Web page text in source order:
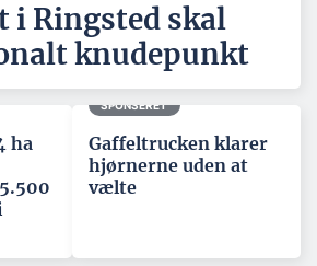
i Ringsted skal
knudepunkt
ha
SPONSERET
Gaffeltrucken klarer
hjørnerne uden at
vælte